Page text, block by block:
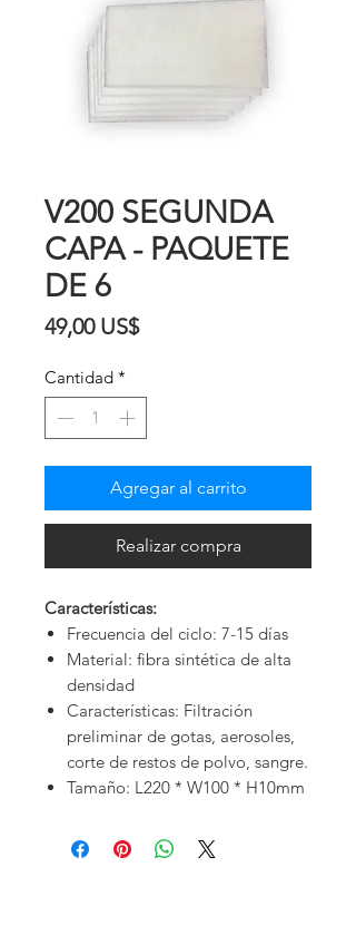
V200 SEGUNDA
CAPA - PAQUETE
DE 6
49,00 US$Precio
Cantidad *
Agregar al carrito
Realizar compra
Características:
Frecuencia del ciclo: 7-15 días
Material: fibra sintética de alta
densidad
Características: Filtración
preliminar de gotas, aerosoles,
corte de restos de polvo, sangre.
Tamaño: L220 * W100 * H10mm